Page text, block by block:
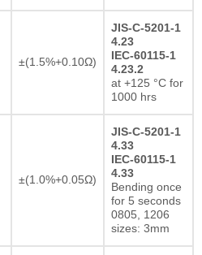
±(1.5%+0.10Ω)
JIS-C-5201-1
4.23
IEC-60115-1
4.23.2
at +125 °C for
1000 hrs
±(1.0%+0.05Ω)
JIS-C-5201-1
4.33
IEC-60115-1
4.33
Bending once
for 5 seconds
0805, 1206
sizes: 3mm